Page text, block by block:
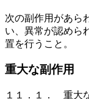
次の副作用があら
い、異常が認めら
置を行うこと。
重大な副作用
１１．１． 重大